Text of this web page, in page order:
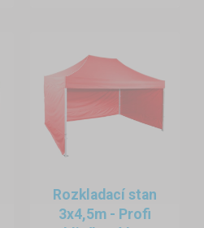
Rozkladací stan
3x4,5m - Profi